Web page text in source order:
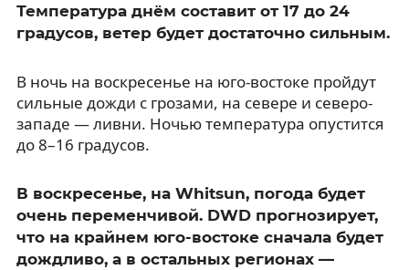
Температура днём составит от 17 до 24
градусов, ветер будет достаточно сильным.
В ночь на воскресенье на юго-востоке пройдут
сильные дожди с грозами, на севере и северо-
западе — ливни. Ночью температура опустится
до 8–16 градусов.
В воскресенье, на Whitsun, погода будет
очень переменчивой. DWD прогнозирует,
что на крайнем юго-востоке сначала будет
дождливо, а в остальных регионах —